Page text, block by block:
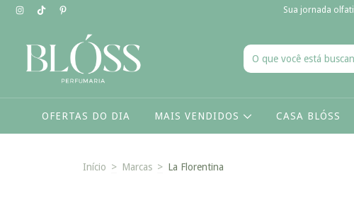
Sua jornada
OFERTAS DO DIA MAIS VENDIDOS CASA BLÓSS
Início > Marcas > La Florentina